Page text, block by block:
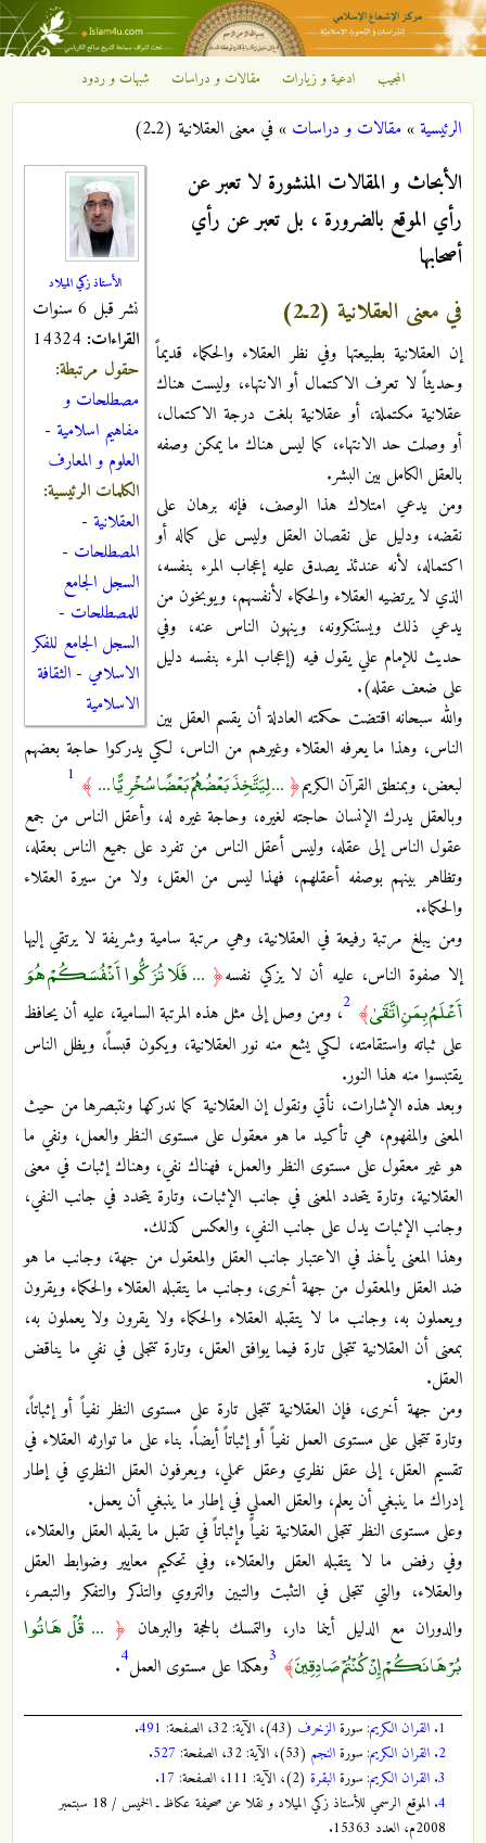
تجاوز إلى المحتوى الرئيسي
مركز
الإشعاع
الإسلامي
المجيب ادعية و زيارات مقالات و دراسات شبهات و ردود
أنت هنا
الرئيسية»مقالات و دراسات »في معنى العقلانية (2ـ2)
الأستاذ زكي الميلاد
نشر قبل 6 سنوات
القراءات:
حقول مرتبطة:
مصطلحات و
مفاهيم اسلامية -
العلوم و المعارف
الكلمات الرئيسية:
العقلانية -
المصطلحات -
السجل الجامع
للمصطلحات -
السجل الجامع للفكر
الاسلامي - الثقافة
الاسلامية
الأبحاث و المقالات المنشورة لا تعبر عن
رأي الموقع بالضرورة ، بل تعبر عن رأي
أصحابها
في معنى العقلانية (2ـ2)
إن العقلانية بطبيعتها وفي نظر العقلاء والحكماء قديماً
وحديثاً لا تعرف الاكتمال أو الانتهاء، وليست هناك
عقلانية مكتملة، أو عقلانية بلغت درجة الاكتمال،
أو وصلت حد الانتهاء، كما ليس هناك ما يمكن وصفه
بالعقل الكامل بين البشر.
ومن يدعي امتلاك هذا الوصف، فإنه برهان على
نقضه، ودليل على نقصان العقل وليس على كماله أو
اكتماله، لأنه عندئذ يصدق عليه إعجاب المرء بنفسه،
الذي لا يرتضيه العقلاء والحكماء لأنفسهم، ويوبخون من
يدعي ذلك ويستنكرونه، وينهون الناس عنه، وفي
حديث للإمام علي يقول فيه (إعجاب المرء بنفسه دليل
على ضعف عقله).
والله سبحانه اقتضت حكمته العادلة أن يقسم العقل بين
الناس، وهذا ما يعرفه العقلاء وغيرهم من الناس، لكي يدركوا حاجة بعضهم
لبعض، وبمنطق القرآن الكريم﴿ ... لِيَتَّخِذَ بَعْضُهُمْ بَعْضًا سُخْرِيًّا ... ﴾ 1
وبالعقل يدرك الإنسان حاجته لغيره، وحاجة غيره له، وأعقل الناس من جمع
عقول الناس إلى عقله، وليس أعقل الناس من تفرد على جميع الناس بعقله،
وتظاهر بينهم بوصفه أعقلهم، فهذا ليس من العقل، ولا من سيرة العقلاء
والحكماء.
ومن يبلغ مرتبة رفيعة في العقلانية، وهي مرتبة سامية وشريفة لا يرتقي إليها
إلا صفوة الناس، عليه أن لا يزكي نفسه﴿ ... فَلَا تُزَكُّوا أَنْفُسَكُمْ هُوَ
أَعْلَمُ بِمَنِ اتَّقَىٰ﴾ 2، ومن وصل إلى مثل هذه المرتبة السامية، عليه أن يحافظ
على ثباته واستقامته، لكي يشع منه نور العقلانية، ويكون قبساً، ويظل الناس
يقتبسوا منه هذا النور.
وبعد هذه الإشارات، نأتي ونقول إن العقلانية كما ندركها ونتبصرها من حيث
المعنى والمفهوم، هي تأكيد ما هو معقول على مستوى النظر والعمل، ونفي ما
هو غير معقول على مستوى النظر والعمل، فهناك نفي، وهناك إثبات في معنى
العقلانية، وتارة يتحدد المعنى في جانب الإثبات، وتارة يتحدد في جانب النفي،
وجانب الإثبات يدل على جانب النفي، والعكس كذلك.
وهذا المعنى يأخذ في الاعتبار جانب العقل والمعقول من جهة، وجانب ما هو
ضد العقل والمعقول من جهة أخرى، وجانب ما يتقبله العقلاء والحكماء ويقرون
ويعملون به، وجانب ما لا يتقبله العقلاء والحكماء ولا يقرون ولا يعملون به،
بمعنى أن العقلانية تتجلى تارة فيما يوافق العقل، وتارة تتجلى في نفي ما يناقض
العقل.
ومن جهة أخرى، فإن العقلانية تتجلى تارة على مستوى النظر نفياً أو إثباتاً،
وتارة تتجلى على مستوى العمل نفياً أو إثباتاً أيضاً. بناء على ما توارثه العقلاء في
تقسيم العقل، إلى عقل نظري وعقل عملي، ويعرفون العقل النظري في إطار
إدراك ما ينبغي أن يعلم، والعقل العملي في إطار ما ينبغي أن يعمل.
وعلى مستوى النظر تتجلى العقلانية نفياً وإثباتاً في تقبل ما يقبله العقل والعقلاء،
وفي رفض ما لا يتقبله العقل والعقلاء، وفي تحكيم معايير وضوابط العقل
والعقلاء، والتي تتجلى في التثبت والتبين والتروي والتذكر والتفكر والتبصر،
والدوران مع الدليل أينما دار، والتمسك بالحجة والبرهان ﴿ ... قُلْ هَاتُوا
بُرْهَانَكُمْ إِنْ كُنْتُمْ صَادِقِينَ﴾ 3وهكذا على مستوى العمل4
.
1. القران الكريم: سورةالزخرف (43)، الآية: 32، الصفحة: 491
.
2. القران الكريم: سورةالنجم (53)، الآية: 32، الصفحة: 527
.
3. القران الكريم: سورةالبقرة (2)، الآية: 111، الصفحة: 17
.
4.
الموقع الرسمي للأستاذ زكي الميلاد و نقلا عن صحيفة عكاظ ـ الخميس / 18 سبتمبر
2008م، العدد 15363.